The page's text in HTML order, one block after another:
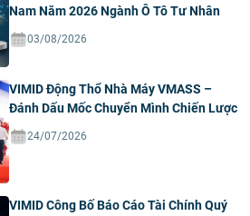
Nam Năm 2026 Ngành Ô Tô Tư Nhân
03/08/2026
VIMID Động Thổ Nhà Máy VMASS –
Đánh Dấu Mốc Chuyển Mình Chiến Lược
24/07/2026
VIMID Công Bố Báo Cáo Tài Chính Quý